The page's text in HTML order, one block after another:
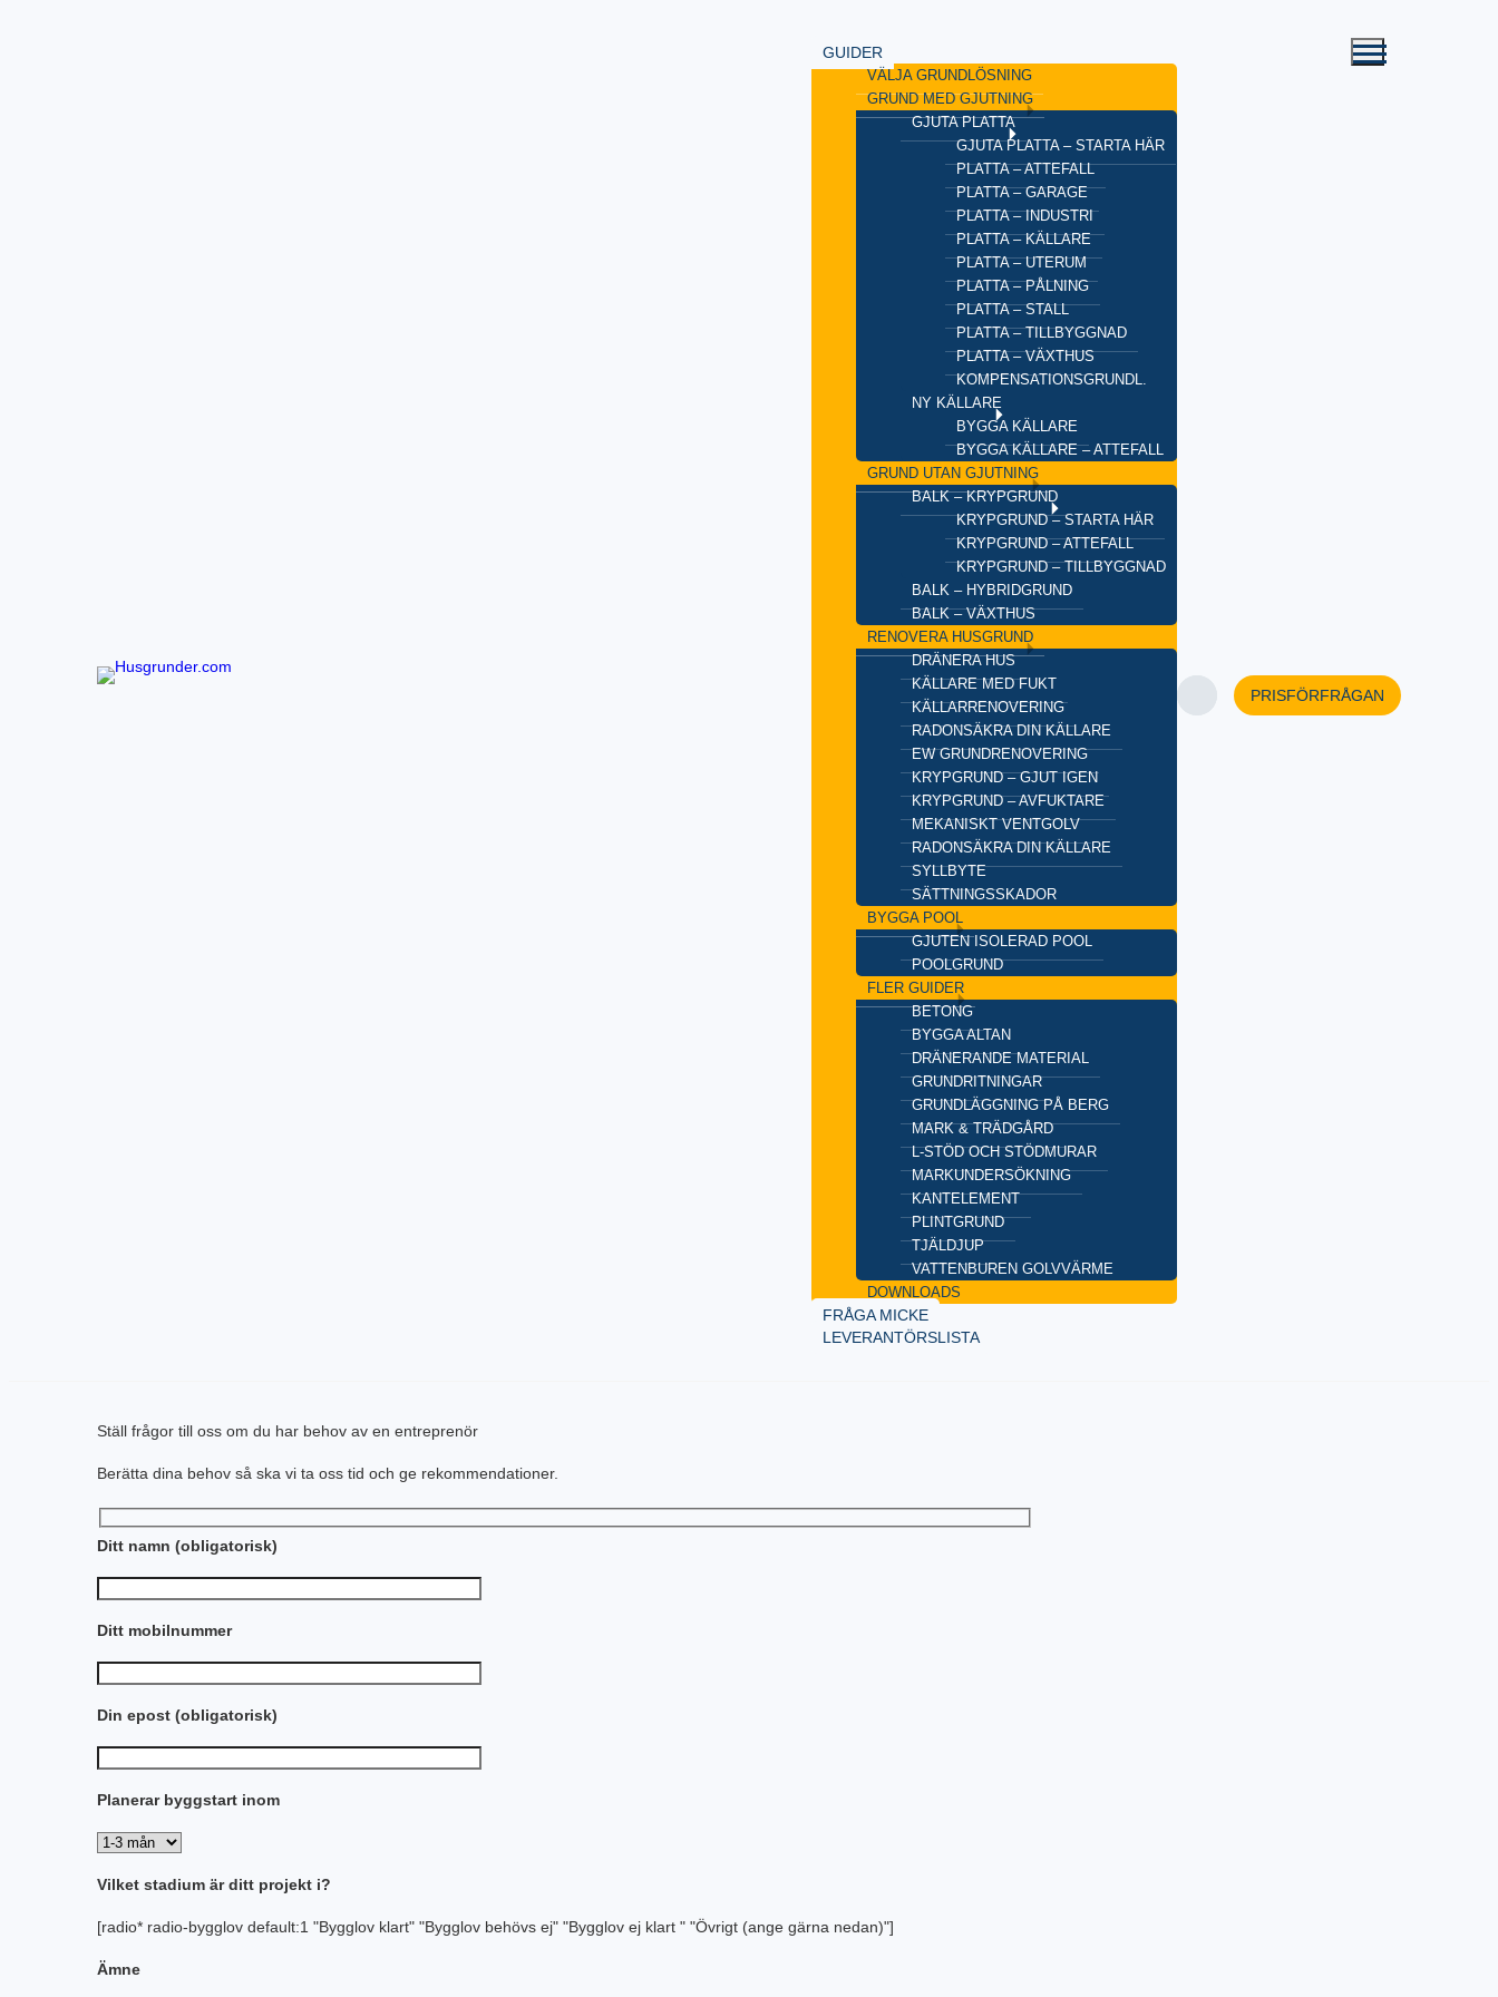
GUIDER
VÄLJA GRUNDLÖSNING
GRUND MED GJUTNING
GJUTA PLATTA
GJUTA PLATTA – STARTA HÄR
PLATTA – ATTEFALL
PLATTA – GARAGE
PLATTA – INDUSTRI
PLATTA – KÄLLARE
PLATTA – UTERUM
PLATTA – PÅLNING
PLATTA – STALL
PLATTA – TILLBYGGNAD
PLATTA – VÄXTHUS
KOMPENSATIONSGRUNDL.
NY KÄLLARE
BYGGA KÄLLARE
BYGGA KÄLLARE – ATTEFALL
GRUND UTAN GJUTNING
BALK – KRYPGRUND
KRYPGRUND – STARTA HÄR
KRYPGRUND – ATTEFALL
KRYPGRUND – TILLBYGGNAD
BALK – HYBRIDGRUND
BALK – VÄXTHUS
RENOVERA HUSGRUND
DRÄNERA HUS
KÄLLARE MED FUKT
KÄLLARRENOVERING
RADONSÄKRA DIN KÄLLARE
EW GRUNDRENOVERING
KRYPGRUND – GJUT IGEN
KRYPGRUND – AVFUKTARE
MEKANISKT VENTGOLV
RADONSÄKRA DIN KÄLLARE
SYLLBYTE
SÄTTNINGSSKADOR
BYGGA POOL
GJUTEN ISOLERAD POOL
POOLGRUND
FLER GUIDER
BETONG
BYGGA ALTAN
DRÄNERANDE MATERIAL
GRUNDRITNINGAR
GRUNDLÄGGNING PÅ BERG
MARK & TRÄDGÅRD
L-STÖD OCH STÖDMURAR
MARKUNDERSÖKNING
KANTELEMENT
PLINTGRUND
TJÄLDJUP
VATTENBUREN GOLVVÄRME
DOWNLOADS
FRÅGA MICKE
LEVERANTÖRSLISTA
PRISFÖRFRÅGAN
Ställ frågor till oss om du har behov av en entreprenör
Berätta dina behov så ska vi ta oss tid och ge rekommendationer.
Ditt namn (obligatorisk)
Ditt mobilnummer
Din epost (obligatorisk)
Planerar byggstart inom
Vilket stadium är ditt projekt i?
[radio* radio-bygglov default:1 "Bygglov klart" "Bygglov behövs ej" "Bygglov ej klart " "Övrigt (ange gärna nedan)"]
Ämne